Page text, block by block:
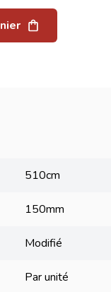
510cm
150mm
Modifié
Par unité